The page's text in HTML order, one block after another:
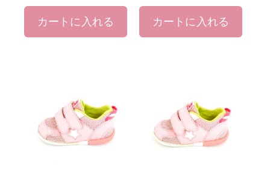
カートに入れる カートに入れる